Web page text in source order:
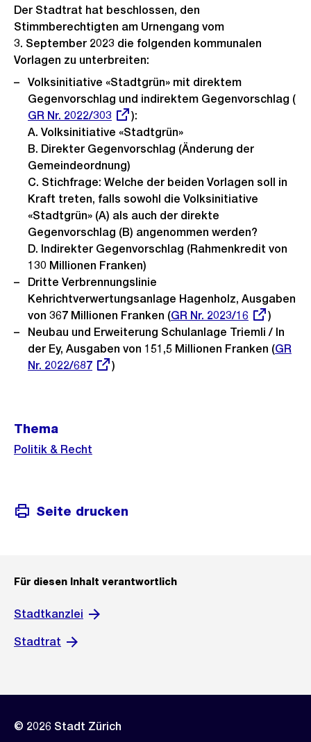
Der Stadtrat hat beschlossen, den
Stimmberechtigten am Urnengang vom
3. September 2023 die folgenden kommunalen
Vorlagen zu unterbreiten:
Volksinitiative «Stadtgrün» mit direktem
Gegenvorschlag und indirektem Gegenvorschlag (
GR Nr. 2022/303
):
A. Volksinitiative «Stadtgrün»
B. Direkter Gegenvorschlag (Änderung der
Gemeindeordnung)
C. Stichfrage: Welche der beiden Vorlagen soll in
Kraft treten, falls sowohl die Volksinitiative
«Stadtgrün» (A) als auch der direkte
Gegenvorschlag (B) angenommen werden?
D. Indirekter Gegenvorschlag (Rahmenkredit von
130 Millionen Franken)
Dritte Verbrennungslinie
Kehrichtverwertungsanlage Hagenholz, Ausgaben
von 367 Millionen Franken (Externer
Link:
GR Nr. 2023/16
)
Neubau und Erweiterung Schulanlage Triemli / In
der Ey, Ausgaben von 151,5 Millionen Franken (GR
Nr. 2022/687
)
Informationen
Thema
Politik & Recht
Seite drucken
Für diesen Inhalt verantwortlich
Stadtkanzlei
Stadtrat
© 2026 Stadt Zürich